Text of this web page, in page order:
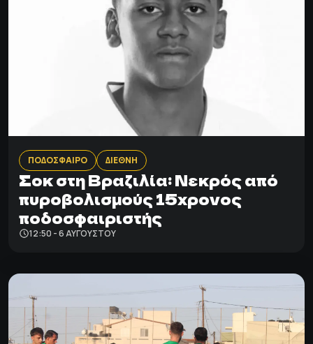
ΠΟΔΟΣΦΑΙΡΟ ΔΙΕΘΝΗ
Σοκ στη Βραζιλία: Νεκρός από
πυροβολισμούς 15χρονος
ποδοσφαιριστής
12:50 - 6 ΑΥΓΟΎΣΤΟΥ